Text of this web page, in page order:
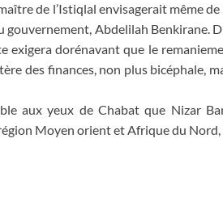
de l’Istiqlal envisagerait même
Abdelilah Benkirane.
dorénavant que le
des finances, non plus bicéphale,
aux yeux de Chabat que Nizar
Moyen orient et Afrique du